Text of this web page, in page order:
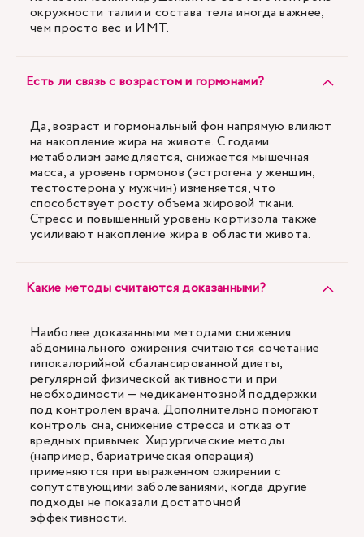
окружности талии и состава тела иногда важнее,
чем просто вес и ИМТ.
Есть ли связь с возрастом и гормонами?
Да, возраст и гормональный фон напрямую влияют
на накопление жира на животе. С годами
метаболизм замедляется, снижается мышечная
масса, а уровень гормонов (эстрогена у женщин,
тестостерона у мужчин) изменяется, что
способствует росту объема жировой ткани.
Стресс и повышенный уровень кортизола также
усиливают накопление жира в области живота.
Какие методы считаются доказанными?
Наиболее доказанными методами снижения
абдоминального ожирения считаются сочетание
гипокалорийной сбалансированной диеты,
регулярной физической активности и при
необходимости — медикаментозной поддержки
под контролем врача. Дополнительно помогают
контроль сна, снижение стресса и отказ от
вредных привычек. Хирургические методы
(например, бариатрическая операция)
применяются при выраженном ожирении с
сопутствующими заболеваниями, когда другие
подходы не показали достаточной
эффективности.